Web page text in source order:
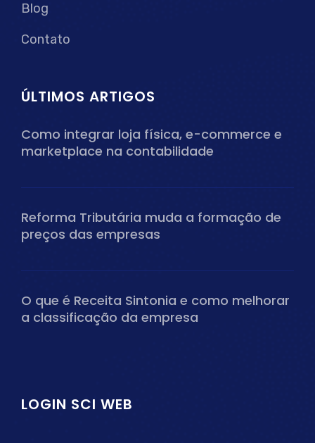
Blog
Contato
ÚLTIMOS ARTIGOS
Como integrar loja física, e-commerce e
marketplace na contabilidade
Reforma Tributária muda a formação de
preços das empresas
O que é Receita Sintonia e como melhorar
a classificação da empresa
LOGIN SCI WEB